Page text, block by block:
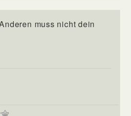
muss nicht dein